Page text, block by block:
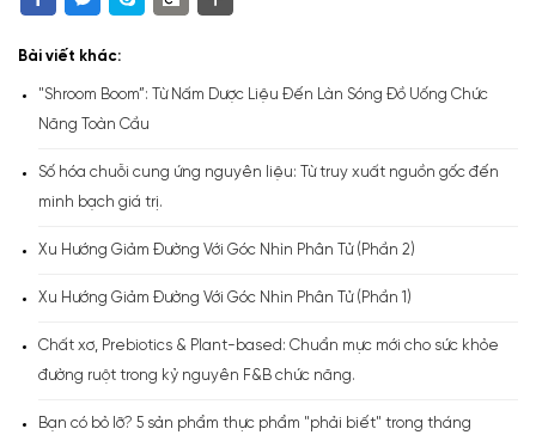
Bài viết khác:
"Shroom Boom”: Từ Nấm Dược Liệu Đến Làn Sóng Đồ Uống Chức
Năng Toàn Cầu
Số hóa chuỗi cung ứng nguyên liệu: Từ truy xuất nguồn gốc đến
minh bạch giá trị.
Xu Hướng Giảm Đường Với Góc Nhìn Phân Tử (Phần 2)
Xu Hướng Giảm Đường Với Góc Nhìn Phân Tử (Phần 1)
Chất xơ, Prebiotics & Plant-based: Chuẩn mực mới cho sức khỏe
đường ruột trong kỷ nguyên F&B chức năng.
Bạn có bỏ lỡ? 5 sản phẩm thực phẩm "phải biết" trong tháng